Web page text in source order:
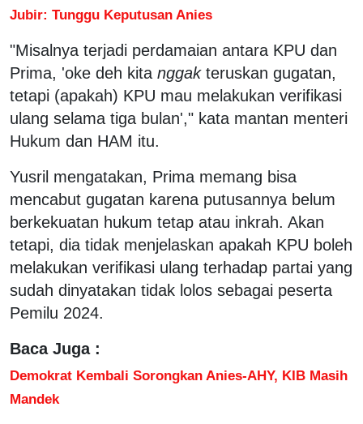
Jubir: Tunggu Keputusan Anies
"Misalnya terjadi perdamaian antara KPU dan
Prima, 'oke deh kita nggakteruskan gugatan,
tetapi (apakah) KPU mau melakukan verifikasi
ulang selama tiga bulan'," kata mantan menteri
Hukum dan HAM itu.
Yusril mengatakan, Prima memang bisa
mencabut gugatan karena putusannya belum
berkekuatan hukum tetap atau inkrah. Akan
tetapi, dia tidak menjelaskan apakah KPU boleh
melakukan verifikasi ulang terhadap partai yang
sudah dinyatakan tidak lolos sebagai peserta
Pemilu 2024.
Baca Juga :
Demokrat Kembali Sorongkan Anies-AHY, KIB Masih
Mandek